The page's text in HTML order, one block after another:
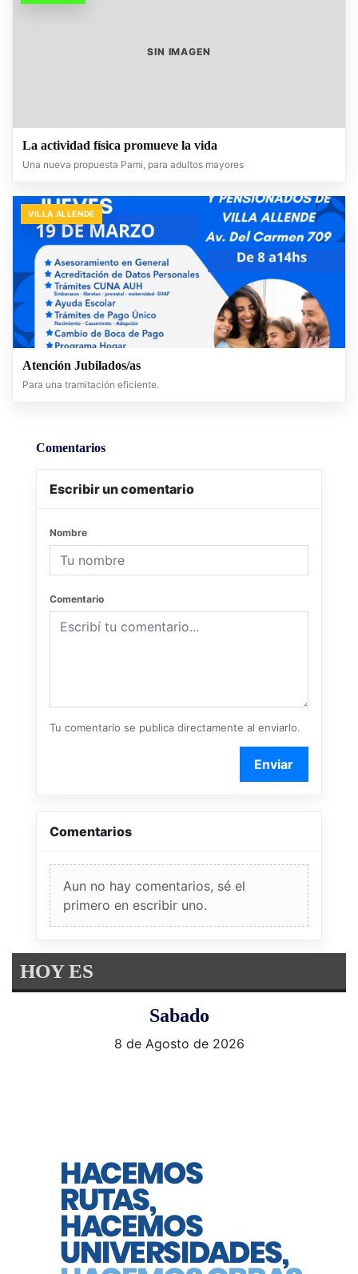
SIN IMAGEN
La actividad física promueve la vida
Una nueva propuesta Pami, para adultos mayores
VILLA ALLENDE
Atención Jubilados/as
Para una tramitación eficiente.
Comentarios
Escribir un comentario
Nombre
Comentario
Tu comentario se publica directamente al enviarlo.
Enviar
Comentarios
Aun no hay comentarios, sé el
primero en escribir uno.
HOY ES
Sabado
8 de Agosto de 2026